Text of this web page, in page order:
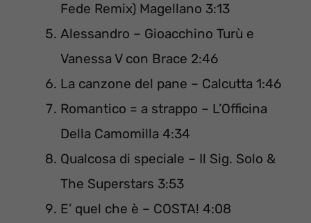
Fede Remix) Magellano 3:13
Alessandro – Gioacchino Turù e
Vanessa V con Brace 2:46
La canzone del pane – Calcutta 1:46
Romantico = a strappo – L’Officina
Della Camomilla 4:34
Qualcosa di speciale – Il Sig. Solo &
The Superstars 3:53
E’ quel che è – COSTA! 4:08